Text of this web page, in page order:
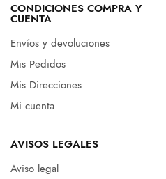
CONDICIONES COMPRA Y
CUENTA
Envíos y devoluciones
Mis Pedidos
Mis Direcciones
Mi cuenta
AVISOS LEGALES
Aviso legal